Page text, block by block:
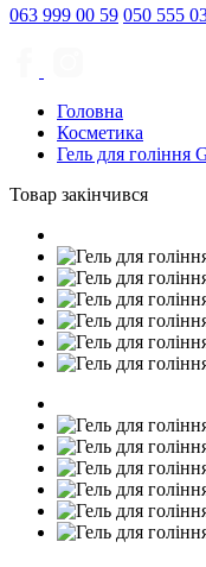
063 999 00 59 050 555
Головна
Косметика
Гель для гоління
Товар закінчився